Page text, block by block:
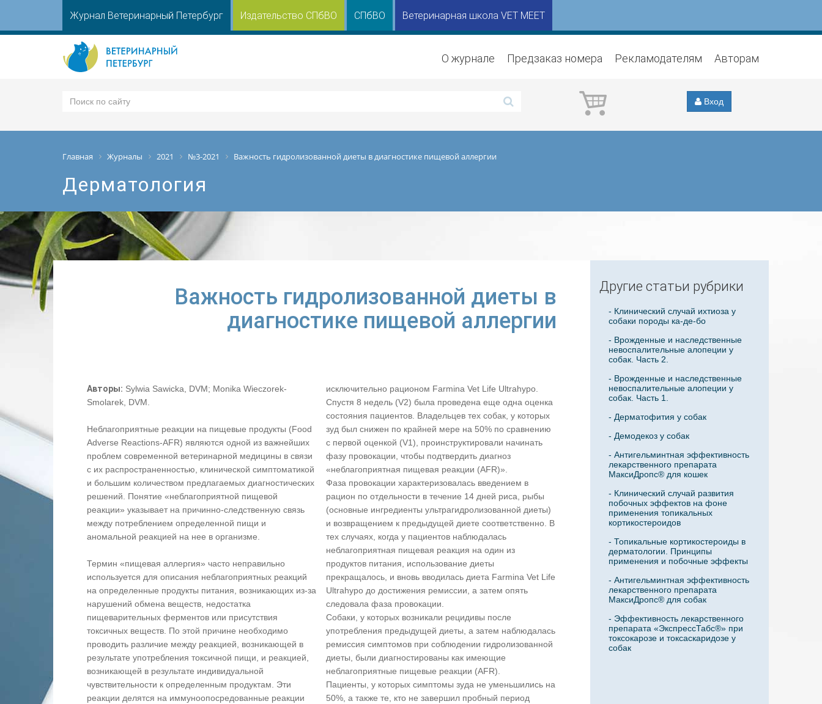
Журнал Ветеринарный Петербург Издательство СПбВО СПбВО Ветеринарная школа VET MEET
О журнале Предзаказ номера Рекламодателям Авторам
Вход
Главная Журналы 2021 №3-2021 Важность гидролизованной диеты в диагностике пищевой аллергии
Дерматология
Важность гидролизованной диеты в
диагностике пищевой аллергии
Авторы: Sylwia Sawicka, DVM; Monika Wieczorek-
Smolarek, DVM.
Неблагоприятные реакции на пищевые продукты (Food
Adverse Reactions-AFR) являются одной из важнейших
проблем современной ветеринарной медицины в связи
с их распространенностью, клинической симптоматикой
и большим количеством предлагаемых диагностических
решений. Понятие «неблагоприятной пищевой
реакции» указывает на причинно-следственную связь
между потреблением определенной пищи и
аномальной реакцией на нее в организме.
Термин «пищевая аллергия» часто неправильно
используется для описания неблагоприятных реакций
на определенные продукты питания, возникающих из-за
нарушений обмена веществ, недостатка
пищеварительных ферментов или присутствия
токсичных веществ. По этой причине необходимо
проводить различие между реакцией, возникающей в
результате употребления токсичной пищи, и реакцией,
возникающей в результате индивидуальной
чувствительности к определенным продуктам. Эти
реакции делятся на иммуноопосредованные реакции
исключительно рационом Farmina Vet Life Ultrahypo.
Спустя 8 недель (V2) была проведена еще одна оценка
состояния пациентов. Владельцев тех собак, у которых
зуд был снижен по крайней мере на 50% по сравнению
с первой оценкой (V1), проинструктировали начинать
фазу провокации, чтобы подтвердить диагноз
«неблагоприятная пищевая реакции (AFR)».
Фаза провокации характеризовалась введением в
рацион по отдельности в течение 14 дней риса, рыбы
(основные ингредиенты ультрагидролизованной диеты)
и возвращением к предыдущей диете соответственно. В
тех случаях, когда у пациентов наблюдалась
неблагоприятная пищевая реакция на один из
продуктов питания, использование диеты
прекращалось, и вновь вводилась диета Farmina Vet Life
Ultrahypo до достижения ремиссии, а затем опять
следовала фаза провокации.
Собаки, у которых возникали рецидивы после
употребления предыдущей диеты, а затем наблюдалась
ремиссия симптомов при соблюдении гидролизованной
диеты, были диагностированы как имеющие
неблагоприятные пищевые реакции (AFR).
Пациенты, у которых симптомы зуда не уменьшились на
50%, а также те, кто не завершил пробный период
Другие статьи рубрики
- Клинический случай ихтиоза у
собаки породы ка-де-бо
- Врожденные и наследственные
невоспалительные алопеции у
собак. Часть 2.
- Врожденные и наследственные
невоспалительные алопеции у
собак. Часть 1.
- Дерматофития у собак
- Демодекоз у собак
- Антигельминтная эффективность
лекарственного препарата
МаксиДропс® для кошек
- Клинический случай развития
побочных эффектов на фоне
применения топикальных
кортикостероидов
- Топикальные кортикостероиды в
дерматологии. Принципы
применения и побочные эффекты
- Антигельминтная эффективность
лекарственного препарата
МаксиДропс® для собак
- Эффективность лекарственного
препарата «ЭкспрессТабс®» при
токсокарозе и токсаскаридозе у
собак